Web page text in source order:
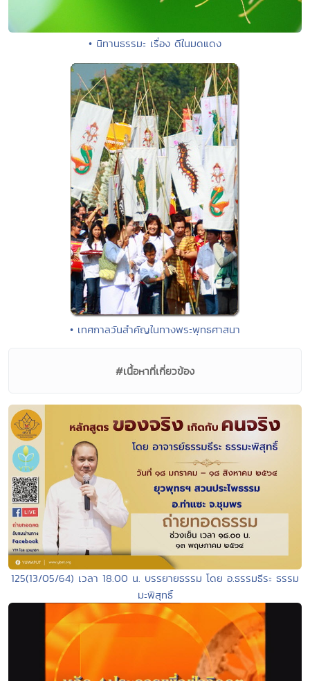
• นิทานธรรมะ เรื่อง ดีในมดแดง
• เทศกาลวันสำคัญในทางพระพุทธศาสนา
#เนื้อหาที่เกี่ยวข้อง
125(13/05/64) เวลา 18.00 น. บรรยายธรรม โดย อ.ธรรมธีระ ธรรม
มะพิสุทธิ์